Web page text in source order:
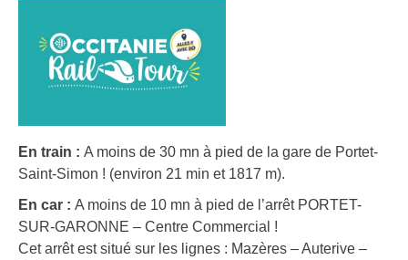
En train : A moins de 30 mn à pied de la gare de Portet-
Saint-Simon ! (environ 21 min et 1817 m).
En car : A moins de 10 mn à pied de l’arrêt PORTET-
SUR-GARONNE – Centre Commercial !
Cet arrêt est situé sur les lignes : Mazères – Auterive –